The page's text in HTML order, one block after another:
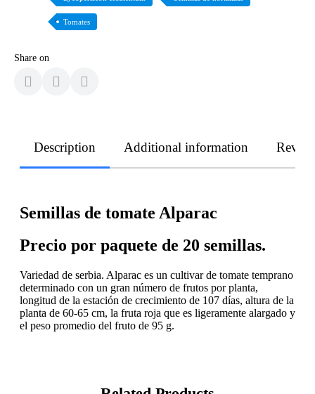
Tomates
Share on
Description Additional information
Semillas de tomate Alparac
Precio por paquete de 20 semillas.
Variedad de serbia. Alparac es un cultivar de tomate temprano
determinado con un gran número de frutos por planta,
longitud de la estación de crecimiento de 107 días, altura de la
planta de 60-65 cm, la fruta roja que es ligeramente alargado y
el peso promedio del fruto de 95 g.